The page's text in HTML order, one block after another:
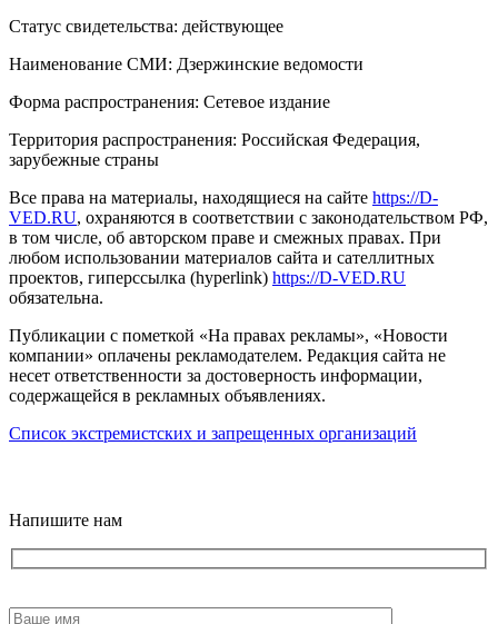
Статус свидетельства: действующее
Наименование СМИ: Дзержинские ведомости
Форма распространения: Сетевое издание
Территория распространения: Российская Федерация,
зарубежные страны
Все права на материалы, находящиеся на сайте https://D-
VED.RU, охраняются в соответствии с законодательством РФ,
в том числе, об авторском праве и смежных правах. При
любом использовании материалов сайта и сателлитных
проектов, гиперссылка (hyperlink) https://D-VED.RU
обязательна.
Публикации с пометкой «На правах рекламы», «Новости
компании» оплачены рекламодателем. Редакция сайта не
несет ответственности за достоверность информации,
содержащейся в рекламных объявлениях.
Список экстремистских и запрещенных организаций
Напишите нам